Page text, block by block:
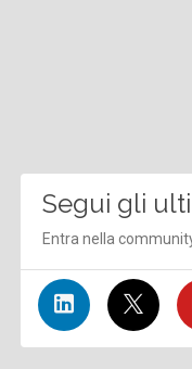
Segui gli
Entra nella